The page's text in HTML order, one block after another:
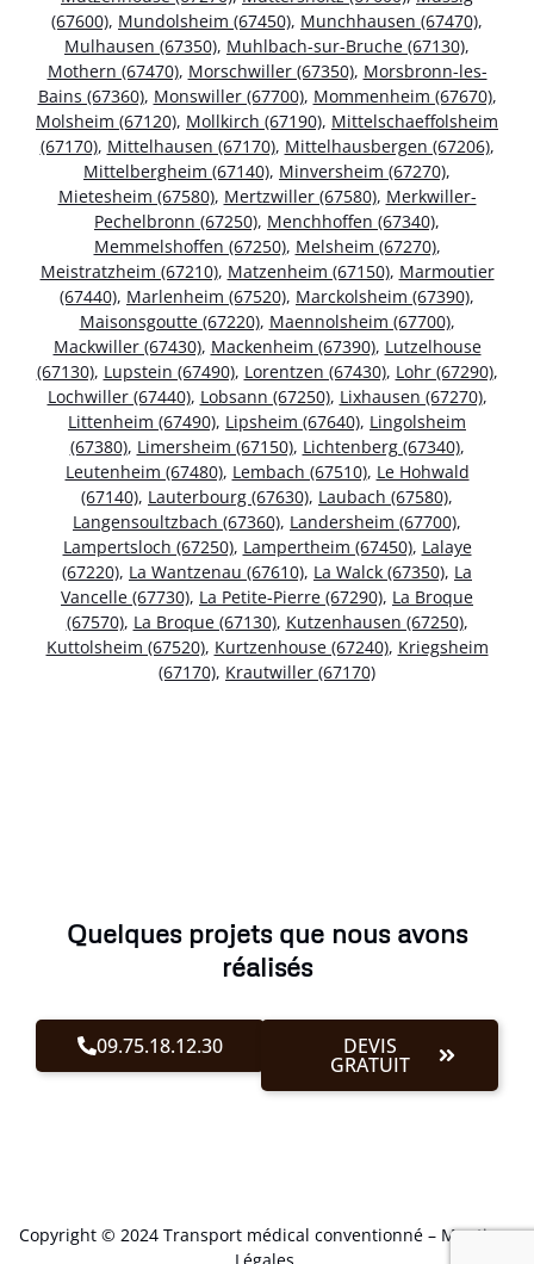
(67600), Mundolsheim (67450), Munchhausen (67470),
Mulhausen (67350), Muhlbach-sur-Bruche (67130),
Mothern (67470), Morschwiller (67350), Morsbronn-les-
Bains (67360), Monswiller (67700), Mommenheim (67670),
Molsheim (67120), Mollkirch (67190), Mittelschaeffolsheim
(67170), Mittelhausen (67170), Mittelhausbergen (67206),
Mittelbergheim (67140), Minversheim (67270),
Mietesheim (67580), Mertzwiller (67580), Merkwiller-
Pechelbronn (67250), Menchhoffen (67340),
Memmelshoffen (67250), Melsheim (67270),
Meistratzheim (67210), Matzenheim (67150), Marmoutier
(67440), Marlenheim (67520), Marckolsheim (67390),
Maisonsgoutte (67220), Maennolsheim (67700),
Mackwiller (67430), Mackenheim (67390), Lutzelhouse
(67130), Lupstein (67490), Lorentzen (67430), Lohr (67290),
Lochwiller (67440), Lobsann (67250), Lixhausen (67270),
Littenheim (67490), Lipsheim (67640), Lingolsheim
(67380), Limersheim (67150), Lichtenberg (67340),
Leutenheim (67480), Lembach (67510), Le Hohwald
(67140), Lauterbourg (67630), Laubach (67580),
Langensoultzbach (67360), Landersheim (67700),
Lampertsloch (67250), Lampertheim (67450), Lalaye
(67220), La Wantzenau (67610), La Walck (67350), La
Vancelle (67730), La Petite-Pierre (67290), La Broque
(67570), La Broque (67130), Kutzenhausen (67250),
Kuttolsheim (67520), Kurtzenhouse (67240), Kriegsheim
(67170), Krautwiller (67170)
Quelques projets que nous avons
réalisés
09.75.18.12.30 DEVIS
GRATUIT
Copyright © 2024 Transport médical conventionné – Mentions
Légales